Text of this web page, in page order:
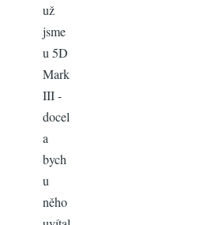
už
jsme
u 5D
Mark
III -
docel
a
bych
u
něho